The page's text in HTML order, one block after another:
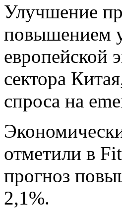
Улучшение
повышением
европейской
сектора
спроса на
отметили в
прогноз
2,1%.